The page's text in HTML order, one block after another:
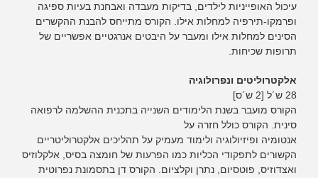
עיכול האופייניות לילדים, בדיקות מעבדה ואבחנת בעיות ספיגה
ופרמקו-תירפיה למחלות אילו. הקורס מתייחס להבנת ההקשרים
הסינים למחלות אילו ומעבר על היבטים אנרגטיים אפשריים של
תרופות שכיחות.
אלקטרוליטים ונפרולוגיה
28 ש´ל [2 ש´ס]
הקורס מועבר בשנת הלימודים השנייה בתכנית ההשלמה לרפואה
סינית. הקורס כולל חזרה על
אנטומיה ופיזיולוגיה ולימוד מעמיק על תהליכים אלקטרוליטריים
הקשורים לתפקודי הכליות כמו הפרעות של חומצה בסיס, אלקלוזיס
ואצדוזיס, פוטסיום, נתרן וקלציום. הקורס דן בתסמונת נפרוטית